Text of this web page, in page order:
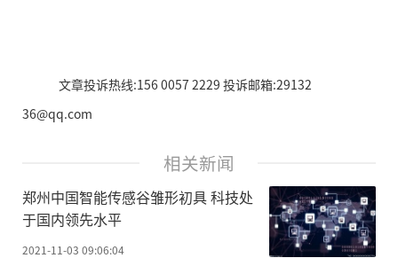
文章投诉热线:156 0057 2229 投诉邮箱:29132
36@qq.com
相关新闻
郑州中国智能传感谷雏形初具 科技处
于国内领先水平
2021-11-03 09:06:04